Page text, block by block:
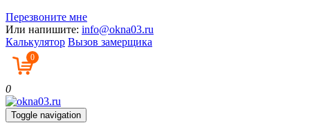
Перезвоните мне
Или напишите: info@okna03.ru
Калькулятор Вызов замерщика
0
0
Toggle navigation